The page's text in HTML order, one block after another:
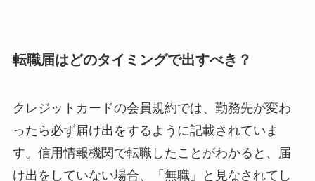
転職届はどのタイミングで出すべき？
クレジットカードの会員規約では、勤務先が変わ
ったら必ず届け出をするように記載されていま
す。信用情報機関で転職したことがわかると、届
け出をしていない場合、「無職」と見なされてし